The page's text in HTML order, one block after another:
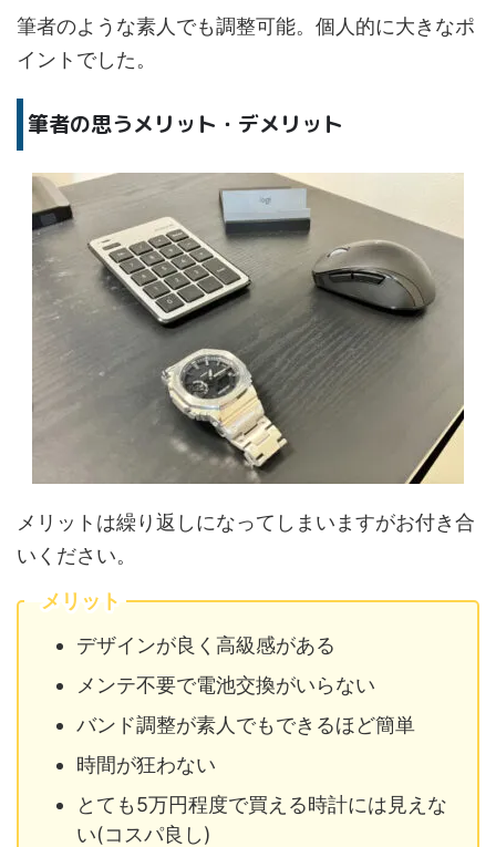
筆者のような素人でも調整可能。個人的に大きなポ
イントでした。
筆者の思うメリット・デメリット
メリットは繰り返しになってしまいますがお付き合
いください。
メリット
デザインが良く高級感がある
メンテ不要で電池交換がいらない
バンド調整が素人でもできるほど簡単
時間が狂わない
とても5万円程度で買える時計には見えな
い(コスパ良し)